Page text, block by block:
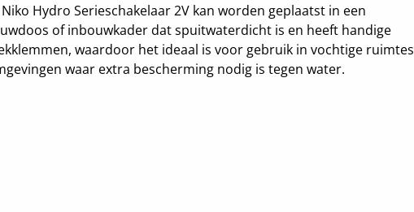
Niko Hydro Serieschakelaar 2V kan worden geplaatst in een
of inbouwkader dat spuitwaterdicht is en heeft handige
waardoor het ideaal is voor gebruik in vochtige ruimtes
waar extra bescherming nodig is tegen water.